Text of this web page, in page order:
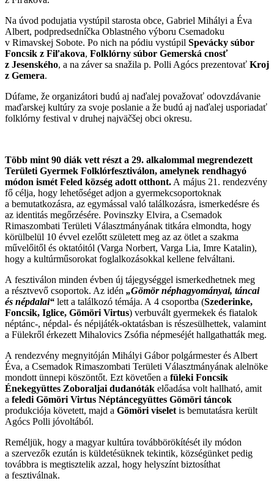
Na úvod podujatia vystúpil starosta obce, Gabriel Mihályi a Éva
Albert, podpredsedníčka Oblastného výboru Csemadoku
v Rimavskej Sobote. Po nich na pódiu vystúpil Spevácky súbor
Foncsik z Fiľakova, Folklórny súbor Gemerská cnosť
z Jesenského, a na záver sa snažila p. Polli Agócs prezentovať Kroj
z Gemera.
Dúfame, že organizátori budú aj naďalej považovať odovzdávanie
maďarskej kultúry za svoje poslanie a že budú aj naďalej usporiadať
folklórny festival v druhej najväčšej obci okresu.
Több mint 90 diák vett részt a 29. alkalommal megrendezett
Területi Gyermek Folklórfesztiválon, amelynek rendhagyó
módon ismét Feled község adott otthont. A május 21. rendezvény
fő célja, hogy lehetőséget adjon a gyermekcsoportoknak
a bemutatkozásra, az egymással való találkozásra, ismerkedésre és
az identitás megőrzésére. Povinszky Elvira, a Csemadok
Rimaszombati Területi Választmányának titkára elmondta, hogy
körülbelül 10 évvel ezelőtt született meg az az ötlet a szakma
művelőitől és oktatóitól (Varga Norbert, Varga Lia, Imre Katalin),
hogy a kultúrműsorokat foglalkozásokkal kellene felváltani.
A fesztiválon minden évben új tájegységgel ismerkedhetnek meg
a résztvevő csoportok. Az idén „Gömör néphagyományai, táncai
és népdalai“ lett a találkozó témája. A 4 csoportba (Szederinke,
Foncsik, Iglice, Gömöri Virtus) verbuvált gyermekek és fiatalok
néptánc-, népdal- és népijáték-oktatásban is részesülhettek, valamint
a Fülekről érkezett Mihalovics Zsófia népmeséjét hallgathatták meg.
A rendezvény megnyitóján Mihályi Gábor polgármester és Albert
Éva, a Csemadok Rimaszombati Területi Választmányának alelnöke
mondott ünnepi köszöntőt. Ezt követően a füleki Foncsik
Énekegyüttes Zoboraljai dudanóták előadása volt hallható, amit
a feledi Gömöri Virtus Néptáncegyüttes Gömöri táncok
produkciója követett, majd a Gömöri viselet is bemutatásra került
Agócs Polli jóvoltából.
Reméljük, hogy a magyar kultúra továbbörökítését ily módon
a szervezők ezután is küldetésüknek tekintik, községünket pedig
továbbra is megtisztelik azzal, hogy helyszínt biztosíthat
a fesztiválnak.